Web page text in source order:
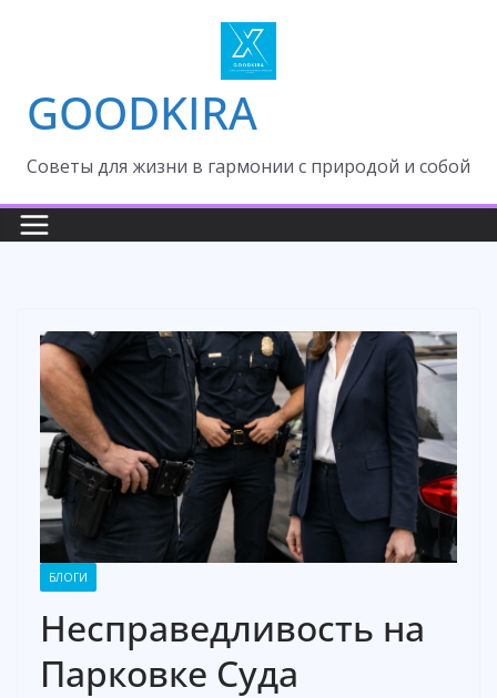
GOODKIRA
Cоветы для жизни в гармонии с природой и собой
БЛОГИ
Несправедливость на
Парковке Суда